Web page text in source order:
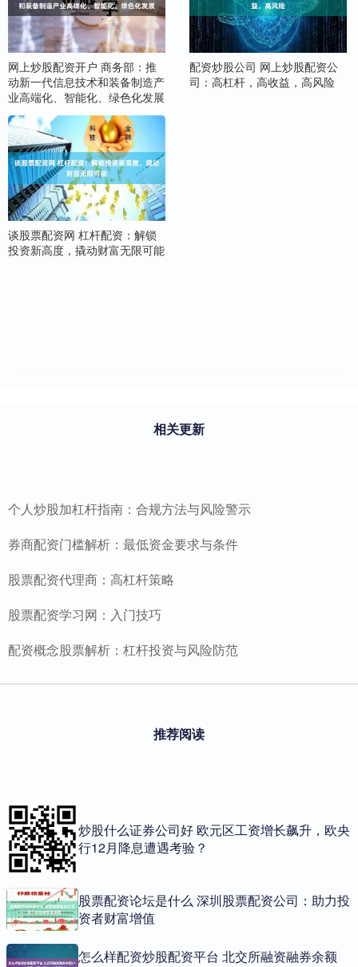
网上炒股配资开户 商务部：推
动新一代信息技术和装备制造产
业高端化、智能化、绿色化发展
配资炒股公司 网上炒股配资公
司：高杠杆，高收益，高风险
谈股票配资网 杠杆配资：解锁
投资新高度，撬动财富无限可能
相关更新
个人炒股加杠杆指南：合规方法与风险警示
券商配资门槛解析：最低资金要求与条件
股票配资代理商：高杠杆策略
股票配资学习网：入门技巧
配资概念股票解析：杠杆投资与风险防范
推荐阅读
炒股什么证券公司好 欧元区工资增长飙升，欧央
行12月降息遭遇考验？
股票配资论坛是什么 深圳股票配资公司：助力投
资者财富增值
怎么样配资炒股配资平台 北交所融资融券余额